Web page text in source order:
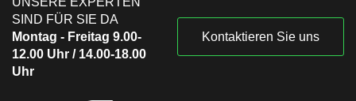
SIND FÜR SIE DA
Montag - Freitag 9.00-
12.00 Uhr / 14.00-18.00
Uhr
Kontaktieren Sie uns